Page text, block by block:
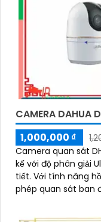
CAMERA DAHUA
1,000,000 ₫
Camera quan sát
kế với độ phân giải
tiết. Với tính năng hồng ngoại Smart IR, camera này cho
phép quan sát ban